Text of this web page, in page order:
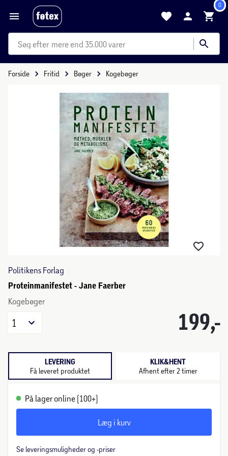
0
mere end 35.000 varer
Forside Fritid Bøger Kogebøger
Politikens Forlag
Proteinmanifestet - Jane Faerber
Kogebøger
199,-
1
LEVERING
Få leveret produktet
KLIK&HENT
Afhent efter 2 timer
På lager online (100+)
Læg i kurv
Se leveringsmuligheder og -priser